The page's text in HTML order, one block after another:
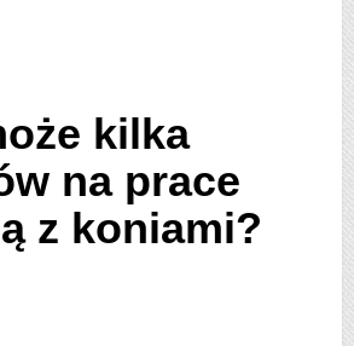
kilka
na prace
z koniami?